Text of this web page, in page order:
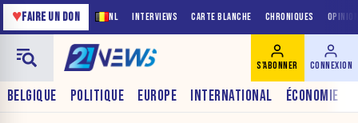
NL INTERVIEWS CARTE BLANCHE CHRONIQUES
♥FAIRE UN DON
BELGIQUE POLITIQUE EUROPE INTERNATIONAL ÉCONOMIE
S'ABONNER CONNEXION